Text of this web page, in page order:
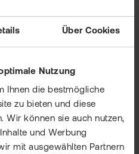
Über Cookies
Nutzung
Ihnen die bestmögliche
zu bieten und diese
Wir können sie auch nutzen,
und Werbung
mit ausgewählten Partnern